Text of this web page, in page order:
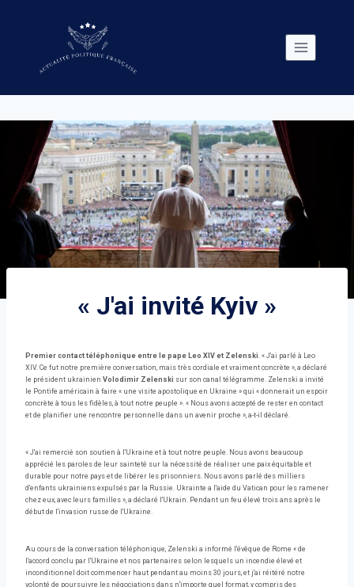
« J'ai invité Kyiv »
Premier contact téléphonique entre le pape Leo XIV et Zelenski. « J'ai parlé à Leo
XIV. Ce fut notre première conversation, mais très cordiale et vraiment concrète », a déclaré
le président ukrainien Volodimir Zelenski sur son canal télégramme. Zelenski a invité
le Pontife américain à faire « une visite apostolique en Ukraine » qui « donnerait un espoir
concrète à tous les fidèles, à tout notre peuple ». « Nous avons accepté de rester en contact
et de planifier une rencontre personnelle dans un avenir proche », a-t-il déclaré.
« J'ai remercié son soutien à l'Ukraine et à tout notre peuple. Nous avons beaucoup
apprécié les paroles de leur sainteté sur la nécessité de réaliser une paix équitable et
durable pour notre pays et de libérer les prisonniers. Nous avons parlé des milliers
d'enfants ukrainiens expulsés par la Russie. Ukrainte a l'aide du Vatican pour les ramener
chez eux, avec leurs familles », a déclaré l'Ukrain. Pendant un feu élevé trois ans après le
début de l'invasion russe de l'Ukraine.
Au cours de la conversation téléphonique, Zelenski a informé l'évêque de Rome « de
l'accord conclu par l'Ukraine et nos partenaires selon lesquels un incendie élevé et
inconditionnel doit commencer haut pendant au moins 30 jours, et j'ai réitéré notre
volonté de poursuivre les négociations dans n'importe quel format, y compris des